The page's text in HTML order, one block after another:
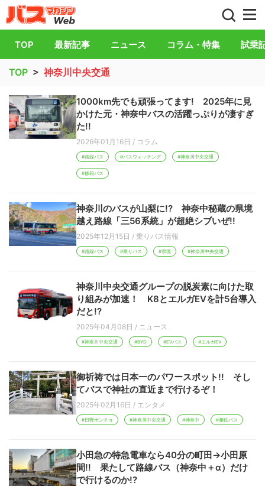
バス総合情報誌「バスマガジン」公式WEB
TOP 最新記事 ニュース コラム・特集 試乗
TOP > 神奈川中央交通
1000km先でも頑張ってます! 2025年に見
かけた元・神奈中バスの活躍っぷりが凄すぎ
た!!
2026年01月16日 / コラム
#路線バス #バスウォッチング #神奈川中央交通
#移籍バス
神奈川のバスが山梨に!? 神奈中秘蔵の県境
越え路線「三56系統」が超絶シブいぜ!!
2025年12月15日 / 乗りバス情報
#路線バス #乗りバス #県境 #神奈川中央交通
神奈川中央交通グループの脱炭素に向けた取
り組みが加速！ K8とエルガEVを計5台導入
だと!?
2025年04月08日 / ニュース
#神奈川中央交通 #BYD #EVバス #エルガEV
御祈祷では日本一のパワースポット!! そし
てバスで神社の直近まで行けるぞ！
2025年02月16日 / エンタメ
#日野ポンチョ #神奈川中央交通 #神奈中 #相鉄バス
小田急の特急電車なら40分の町田→小田原
間!! 果たして路線バス（神奈中＋α）だけ
で行けるのか!?